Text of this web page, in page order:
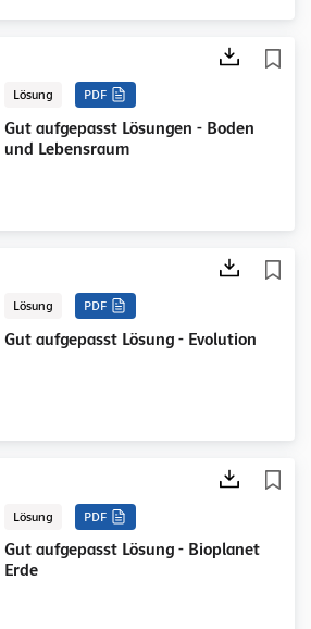
Lösung PDF
Gut aufgepasst Lösungen - Boden
und Lebensraum
Lösung PDF
Gut aufgepasst Lösung - Evolution
Lösung PDF
Gut aufgepasst Lösung - Bioplanet
Erde